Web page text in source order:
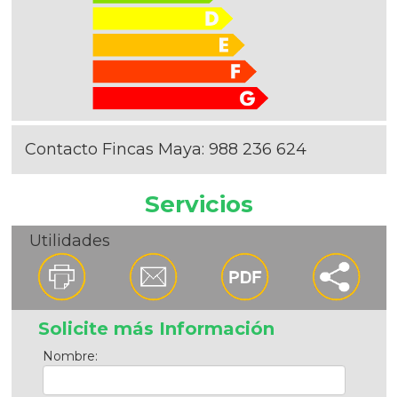
Contacto Fincas Maya:988 236 624
Servicios
Utilidades
Solicite más Información
Nombre: